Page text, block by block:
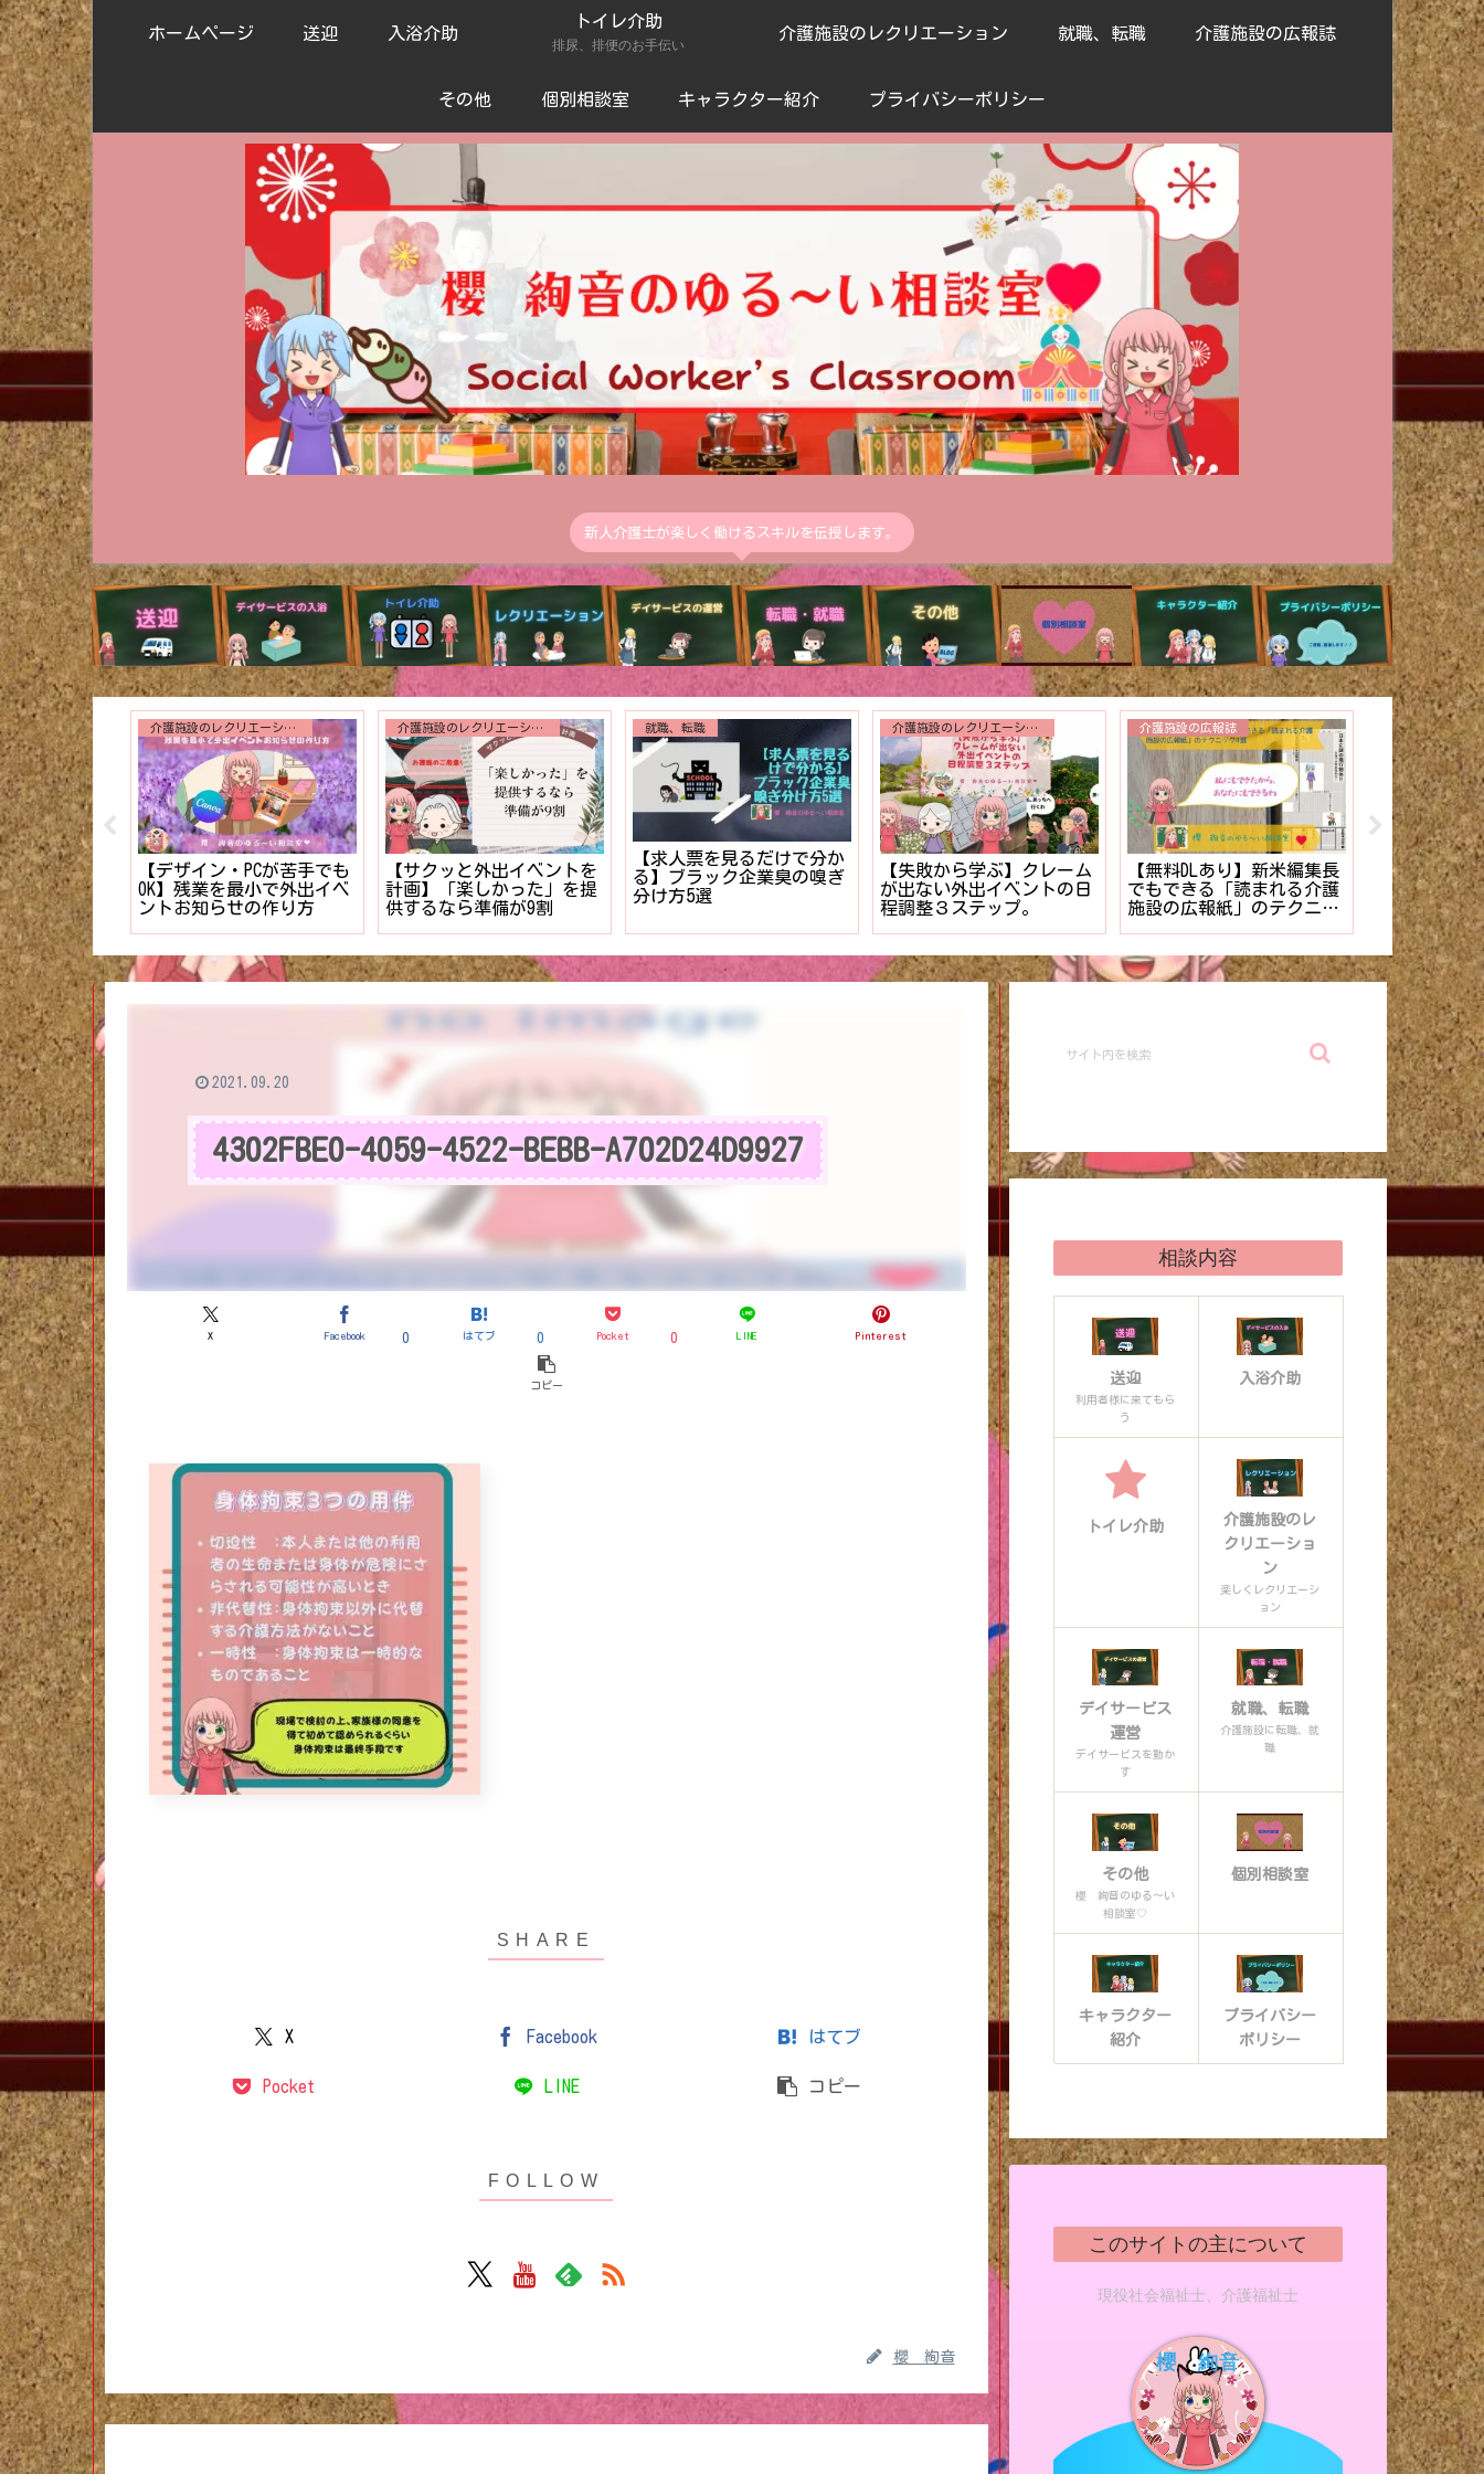
新人介護士が楽しく働けるスキルを伝授します。
ホームページ 送迎 入浴介助
トイレ介助
排尿、排便のお手伝い
介護施設のレクリエーション 就職、転職 介護施設の広報誌
その他 個別相談室 キャラクター紹介 プライバシーポリシー
新米編集長
まれる介護
のテクニッ
入浴介助
【図解多めで解説】入浴時
の着脱介助が劇的にスムー
ズになる6つのコツ！！
介護施設のレクリエーション
誕生日会で絶対に外せない
3つのアトラクション【利
用者様に最高の写真を】
入浴介助
【新人介護士のうちに解決
したい！】利用者様の入浴
拒否を克服する対策３ステ
送迎
送迎中の交通事故発生！！
二度と繰り返さない事故報
告書の書き方【マニュア
ル】
トイレ介助
【まだ終わらない】を解
決⁉︎新人介護士でもできる
排泄介助の管理法
その他
介護施設の
き方。【マ
4302FBE0-4059-4522-BEBB-A702D24D9927
X Facebook 0 はてブ 0 Pocket 0 LINE Pinterest
コピー
2021.09.20
X Facebook はてブ
Pocket LINE コピー
櫻 絢音
相談内容
送迎
利用者様に来てもら
う
入浴介助
トイレ介助
介護施設のレ
クリエーショ
ン
楽しくレクリエーシ
ョン
デイサービス
運営
デイサービスを動か
す
就職、転職
介護施設に転職、就
職
その他
櫻 絢音のゆる〜い
相談室♡
個別相談室
キャラクター
紹介
プライバシー
ポリシー
このサイトの主について
現役社会福祉士、介護福祉士
櫻 絢音